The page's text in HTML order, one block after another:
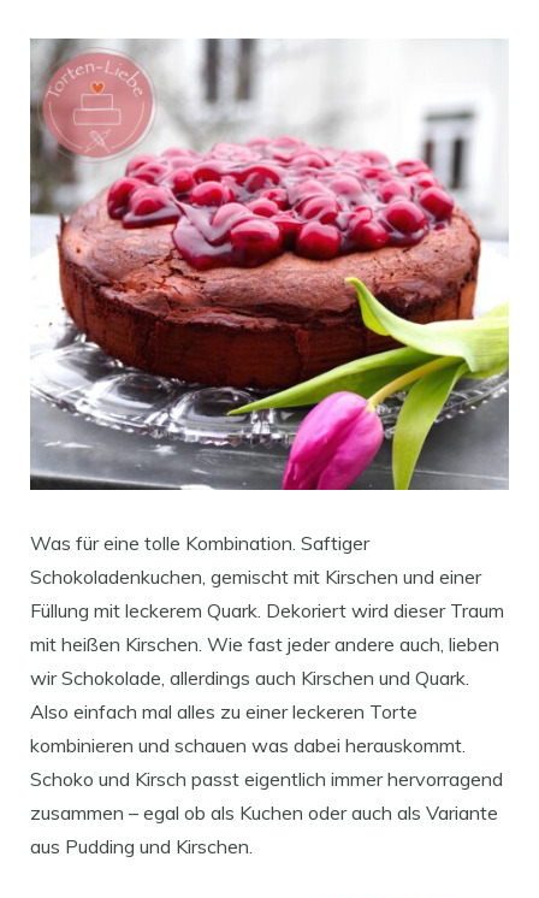
Was für eine tolle Kombination. Saftiger
Schokoladenkuchen, gemischt mit Kirschen und einer
Füllung mit leckerem Quark. Dekoriert wird dieser Traum
mit heißen Kirschen. Wie fast jeder andere auch, lieben
wir Schokolade, allerdings auch Kirschen und Quark.
Also einfach mal alles zu einer leckeren Torte
kombinieren und schauen was dabei herauskommt.
Schoko und Kirsch passt eigentlich immer hervorragend
zusammen – egal ob als Kuchen oder auch als Variante
aus Pudding und Kirschen.